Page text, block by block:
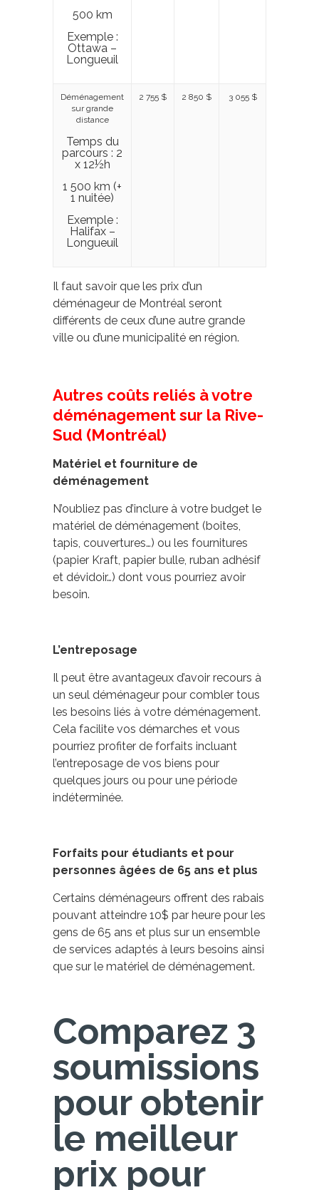
500 km
Exemple :
Ottawa –
Longueuil
Déménagement
sur grande
distance
Temps du
parcours : 2
x 12½h
1 500 km (+
1 nuitée)
Exemple :
Halifax –
Longueuil
2 755 $ 2 850 $ 3 055 $
Il faut savoir que les prix d’un
déménageur de Montréal seront
différents de ceux d’une autre grande
ville ou d’une municipalité en région.
Autres coûts reliés à votre
déménagement sur la Rive-
Sud (Montréal)
Matériel et fourniture de
déménagement
N’oubliez pas d’inclure à votre budget le
matériel de déménagement (boites,
tapis, couvertures…) ou les fournitures
(papier Kraft, papier bulle, ruban adhésif
et dévidoir…) dont vous pourriez avoir
besoin.
L’entreposage
Il peut être avantageux d’avoir recours à
un seul déménageur pour combler tous
les besoins liés à votre déménagement.
Cela facilite vos démarches et vous
pourriez profiter de forfaits incluant
l’entreposage de vos biens pour
quelques jours ou pour une période
indéterminée.
Forfaits pour étudiants et pour
personnes âgées de 65 ans et plus
Certains déménageurs offrent des rabais
pouvant atteindre 10$ par heure pour les
gens de 65 ans et plus sur un ensemble
de services adaptés à leurs besoins ainsi
que sur le matériel de déménagement.
Comparez 3
soumissions
pour obtenir
le meilleur
prix pour